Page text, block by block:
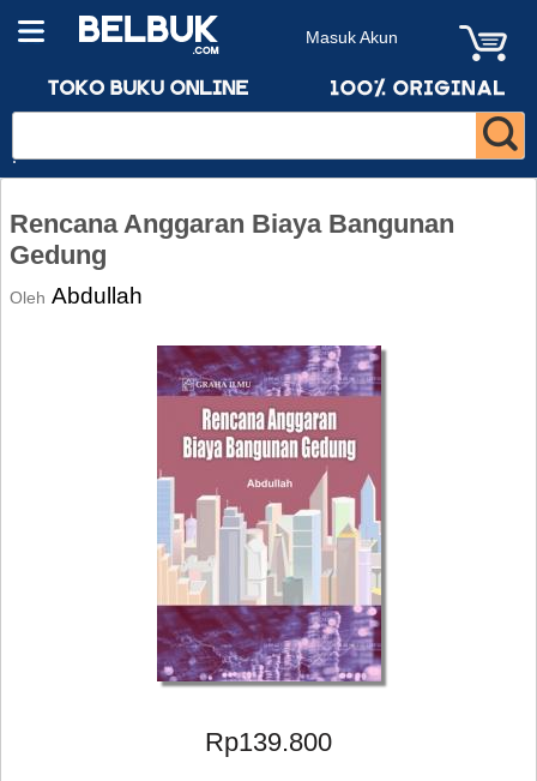
Masuk Akun
Rencana Anggaran Biaya Bangunan
Gedung
Oleh Abdullah
Rp139.800